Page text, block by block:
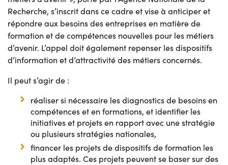
Recherche, s’inscrit dans ce cadre et vise à anticiper et
répondre aux besoins des entreprises en matière de
formation et de compétences nouvelles pour les métiers
d’avenir. L’appel doit également repenser les dispositifs
d’information et d’attractivité des métiers concernés.
Il peut s’agir de :
réaliser si nécessaire les diagnostics de besoins en
compétences et en formations, et identifier les
initiatives et projets en rapport avec une stratégie
ou plusieurs stratégies nationales,
financer les projets de dispositifs de formation les
plus adaptés. Ces projets peuvent se baser sur des